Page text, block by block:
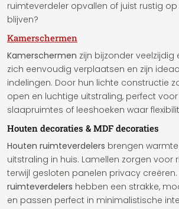
ruimteverdeler opvallen of juist rustig
blijven?
Kamerschermen
Kamerschermen zijn bijzonder veelzijdig
zich eenvoudig verplaatsen en zijn
indelingen. Door hun lichte constructie
open en luchtige uitstraling, perfect
slaapruimtes of leeshoeken waar
Houten decoraties & MDF decoraties
Houten ruimteverdelers brengen
uitstraling in huis. Lamellen zorgen voor
terwijl gesloten panelen privacy creëren.
ruimteverdelers hebben een strakke,
en passen perfect in minimalistische